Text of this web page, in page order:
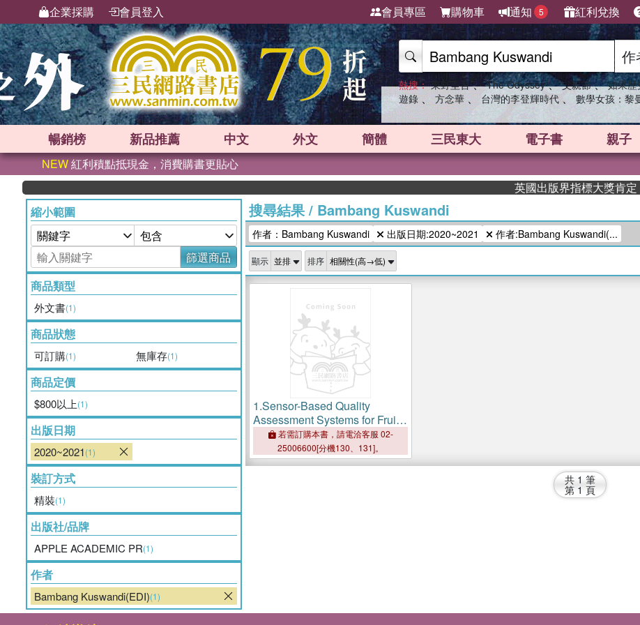
企業採購 會員登入 會員專區 購物車 通知 5 紅利兌換
熱搜： 東野圭吾 、 The Odyssey 、 父親節 、 如果
遊錄 、 方念華 、 台灣的李登輝時代 、 數學女孩：黎
暢銷榜 新品推薦 中文 外文 簡體 三民東大 電子書 親子
NEW紅利積點抵現金，消費購書更貼心
英國出版界指標大獎肯定
縮小範圍
篩選商品
商品類型
外文書(1)
商品狀態
可訂購(1) 無庫存(1)
商品定價
$800以上(1)
出版日期
2020~2021(1)
裝訂方式
精裝(1)
出版社/品牌
APPLE ACADEMIC PR(1)
作者
Bambang Kuswandi(EDI)(1)
搜尋結果/ Bambang Kuswandi
作者：Bambang Kuswandi 出版日期:2020~2021 作者:Bambang Kuswandi(...
顯示 排序
1.Sensor-Based Quality
Assessment Systems for Fruits
and Vegetables
若需訂購本書，請電洽客服 02-
25006600[分機130、131]。
共 1 筆
第 1 頁